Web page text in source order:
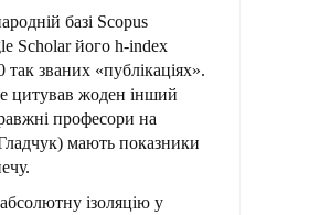
базі Scopus
Scholar його h-index
званих «публікаціях».
цитував жоден інший
професори на
мають показники
ізоляцію у